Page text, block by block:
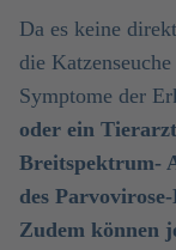
Da es keine
die
Symptome der
oder ein
Breitspektrum-
des
Zudem können